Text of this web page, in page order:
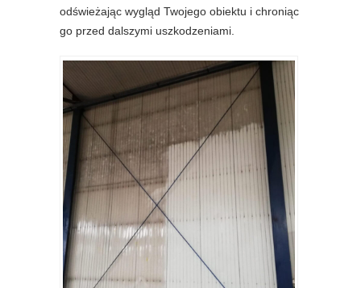
odświeżając wygląd Twojego obiektu i chroniąc
go przed dalszymi uszkodzeniami.